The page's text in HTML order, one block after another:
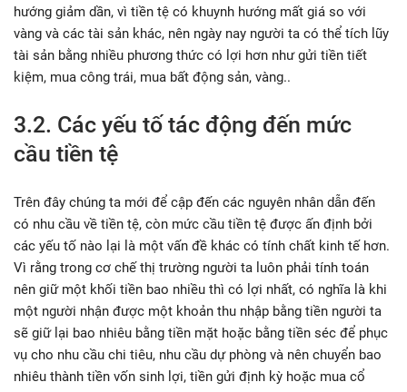
hướng giảm dần, vì tiền tệ có khuynh hướng mất giá so với
vàng và các tài sản khác, nên ngày nay người ta có thể tích lũy
tài sản bằng nhiều phương thức có lợi hơn như gửi tiền tiết
kiệm, mua công trái, mua bất động sản, vàng..
3.2. Các yếu tố tác động đến mức
cầu tiền tệ
Trên đây chúng ta mới để cập đến các nguyên nhân dẫn đến
có nhu cầu về tiền tệ, còn mức cầu tiền tệ được ấn định bởi
các yếu tố nào lại là một vấn đề khác có tính chất kinh tế hơn.
Vì rằng trong cơ chế thị trường người ta luôn phải tính toán
nên giữ một khối tiền bao nhiều thì có lợi nhất, có nghĩa là khi
một người nhận được một khoản thu nhập bằng tiền người ta
sẽ giữ lại bao nhiêu bằng tiền mặt hoặc bằng tiền séc để phục
vụ cho nhu cầu chi tiêu, nhu cầu dự phòng và nên chuyển bao
nhiêu thành tiền vốn sinh lợi, tiền gửi định kỳ hoặc mua cổ